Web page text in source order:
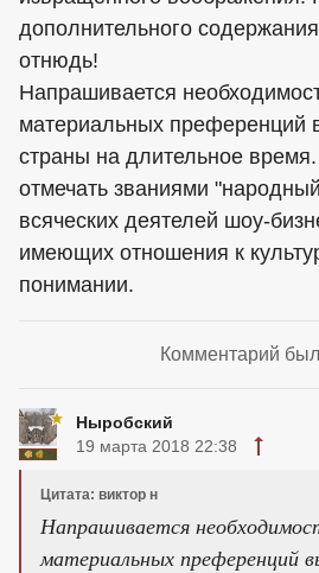
дополнительного
отнюдь!
Напрашивается
материальных преференций
страны на длительное
отмечать званиями
всяческих деятелей шоу-
имеющих отношения к
понимании.
Комментарий
Ныробский
19 марта 2018 22:38
Цитата: виктор н
Напрашивается
материальных преференций